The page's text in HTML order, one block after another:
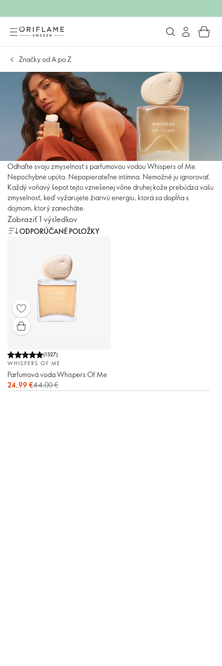
Značky od A po Z
Odhaľte svoju zmyselnosť s parfumovou vodou Whispers of Me.
Nepochybne upúta. Nepopierateľne intímna. Nemožné ju ignorovať.
Každý voňavý šepot tejto vznešenej vône druhej kože prebúdza vašu
zmyselnosť, keď vyžarujete žiarivú energiu, ktorá sa dopĺňa s
dojmom, ktorý zanecháte.
Zobraziť 1 výsledkov
ODPORÚČANÉ POLOŽKY
(1327)
WHISPERS OF ME
Parfumová voda Whispers Of Me
24,99 €44,00 €